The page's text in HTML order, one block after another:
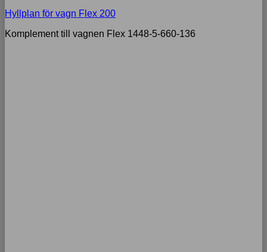
Hyllplan för vagn Flex 200
Komplement till vagnen Flex 1448-5-660-136